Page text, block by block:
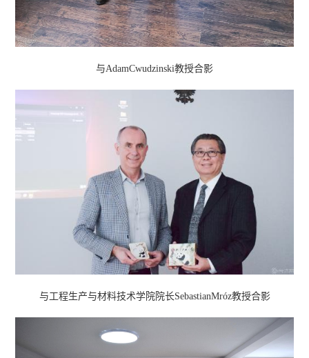
与AdamCwudzinski教授合影
与工程生产与材料技术学院院长SebastianMróz教授合影